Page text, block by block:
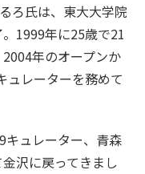
ろ氏は、東大大学院
1999年に25歳で21
年のオープンか
ュレーターを務めて
キュレーター、青森
沢に戻ってきまし